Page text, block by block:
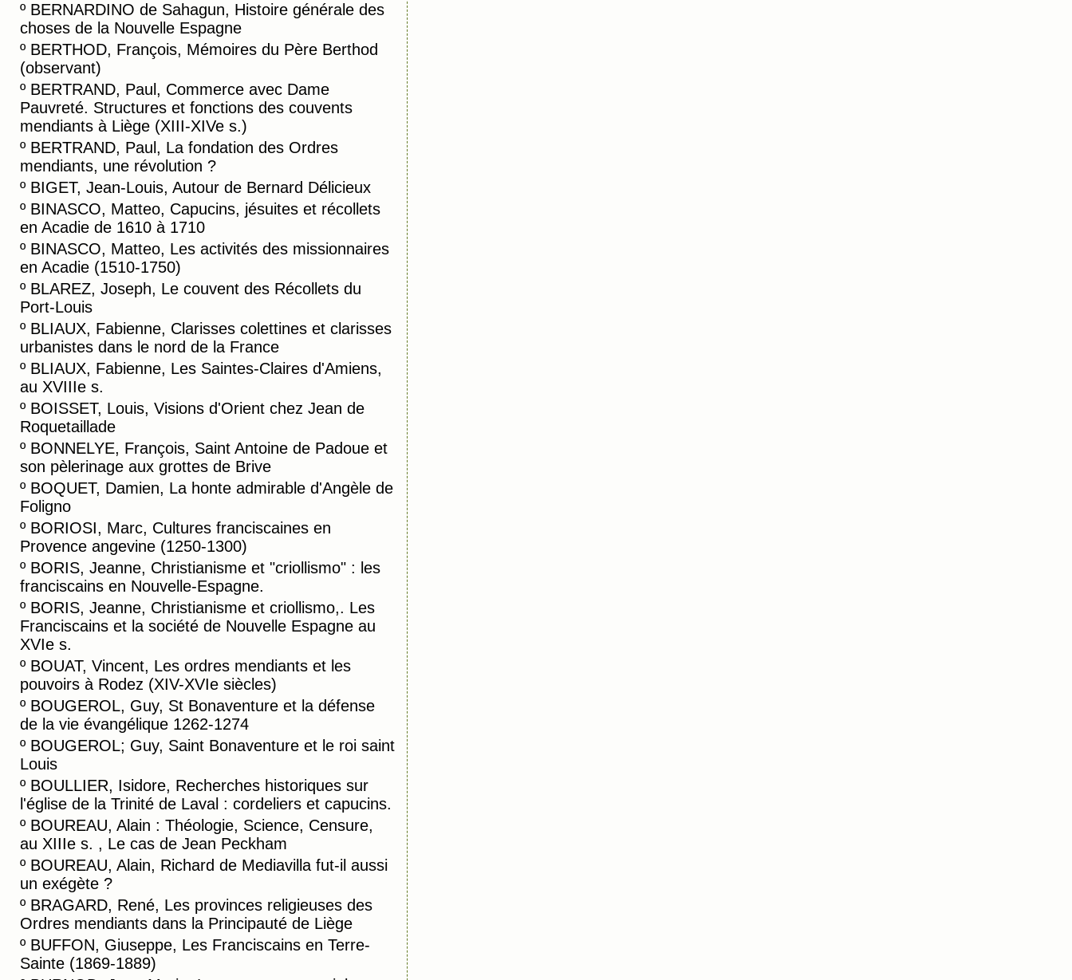
º BERNARDINO de Sahagun, Histoire générale des
choses de la Nouvelle Espagne
º BERTHOD, François, Mémoires du Père Berthod
(observant)
º BERTRAND, Paul, Commerce avec Dame
Pauvreté. Structures et fonctions des couvents
mendiants à Liège (XIII-XIVe s.)
º BERTRAND, Paul, La fondation des Ordres
mendiants, une révolution ?
º BIGET, Jean-Louis, Autour de Bernard Délicieux
º BINASCO, Matteo, Capucins, jésuites et récollets
en Acadie de 1610 à 1710
º BINASCO, Matteo, Les activités des missionnaires
en Acadie (1510-1750)
º BLAREZ, Joseph, Le couvent des Récollets du
Port-Louis
º BLIAUX, Fabienne, Clarisses colettines et clarisses
urbanistes dans le nord de la France
º BLIAUX, Fabienne, Les Saintes-Claires d'Amiens,
au XVIIIe s.
º BOISSET, Louis, Visions d'Orient chez Jean de
Roquetaillade
º BONNELYE, François, Saint Antoine de Padoue et
son pèlerinage aux grottes de Brive
º BOQUET, Damien, La honte admirable d'Angèle de
Foligno
º BORIOSI, Marc, Cultures franciscaines en
Provence angevine (1250-1300)
º BORIS, Jeanne, Christianisme et "criollismo" : les
franciscains en Nouvelle-Espagne.
º BORIS, Jeanne, Christianisme et criollismo,. Les
Franciscains et la société de Nouvelle Espagne au
XVIe s.
º BOUAT, Vincent, Les ordres mendiants et les
pouvoirs à Rodez (XIV-XVIe siècles)
º BOUGEROL, Guy, St Bonaventure et la défense
de la vie évangélique 1262-1274
º BOUGEROL; Guy, Saint Bonaventure et le roi saint
Louis
º BOULLIER, Isidore, Recherches historiques sur
l'église de la Trinité de Laval : cordeliers et capucins.
º BOUREAU, Alain : Théologie, Science, Censure,
au XIIIe s. , Le cas de Jean Peckham
º BOUREAU, Alain, Richard de Mediavilla fut-il aussi
un exégète ?
º BRAGARD, René, Les provinces religieuses des
Ordres mendiants dans la Principauté de Liège
º BUFFON, Giuseppe, Les Franciscains en Terre-
Sainte (1869-1889)